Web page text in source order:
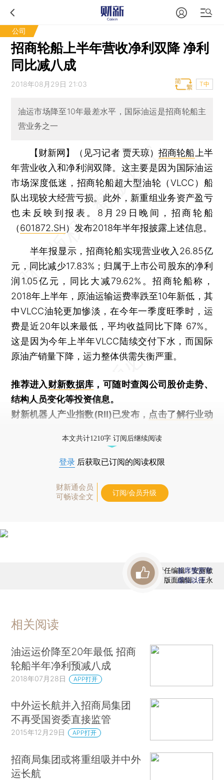
公司
招商轮船上半年营收净利双降 净利
同比减八成
2018年08月29日 21:03 T中
油运市场降至10年最差水平，国际油运是招商轮船主
营业务之一
【财新网】（见习记者 贾天琼）招商轮船 上半
年营业收入和净利润双降。这主要是因为国际油运
市场深度低迷，招商轮船超大型油轮（VLCC）船
队出现较大经营亏损。此外，新重组业务资产盈亏
也未反映到报表。8月29日晚间，招商轮船
（601872.SH）发布2018年半年报披露上述信息。
半年报显示，招商轮船实现营业收入26.85亿
元，同比减少17.83%；归属于上市公司股东的净利
润1.05亿元，同比大减79.62%。招商轮船称，
2018年上半年，原油运输运费率跌至10年新低，其
中VLCC油轮更加惨淡，在今年一季度旺季时，运
费是近20年以来最低，平均收益同比下降 67%。
这是因为今年上半年VLCC陆续交付下水，而国际
原油产销量下降，运力整体供需失衡严重。
推荐进入财新数据库 ，可随时查阅公司股价走势、
结构人员变化等投资信息。
财新机器人产业指数(RII)已发布， 点击了解行业动
本文共计1210字 订阅后继续阅读
登录 后获取已订阅的阅读权限
财新通会员
可畅读全文
订阅/会员升级
责任编辑：安丽敏
版面编辑：王永
首席赞赏官
虚位以待
相关阅读
油运运价降至20年最低 招商
轮船半年净利预减八成
2018年07月28日 APP打开
中外运长航并入招商局集团
不再受国资委直接监管
2015年12月29日 APP打开
招商局集团或将重组吸并中外
运长航